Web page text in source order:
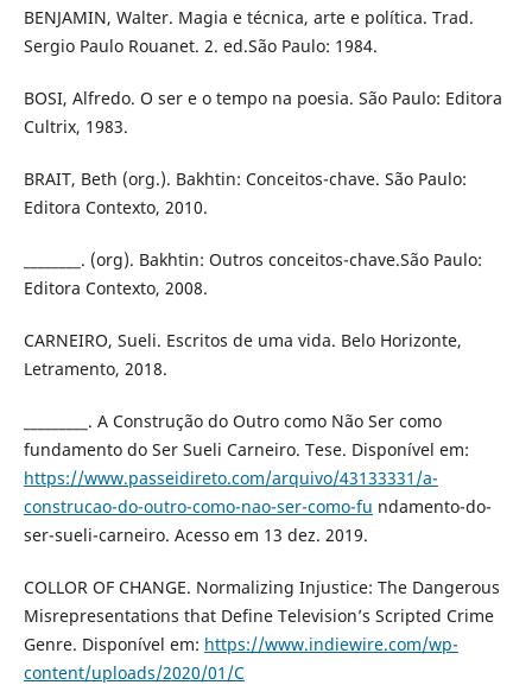
BENJAMIN, Walter. Magia e técnica, arte e política. Trad.
Sergio Paulo Rouanet. 2. ed.São Paulo: 1984.
BOSI, Alfredo. O ser e o tempo na poesia. São Paulo: Editora
Cultrix, 1983.
BRAIT, Beth (org.). Bakhtin: Conceitos-chave. São Paulo:
Editora Contexto, 2010.
________. (org). Bakhtin: Outros conceitos-chave.São Paulo:
Editora Contexto, 2008.
CARNEIRO, Sueli. Escritos de uma vida. Belo Horizonte,
Letramento, 2018.
_________. A Construção do Outro como Não Ser como
fundamento do Ser Sueli Carneiro. Tese. Disponível em:
https://www.passeidireto.com/arquivo/43133331/a-
construcao-do-outro-como-nao-ser-como-fu ndamento-do-
ser-sueli-carneiro. Acesso em 13 dez. 2019.
COLLOR OF CHANGE. Normalizing Injustice: The Dangerous
Misrepresentations that Define Television’s Scripted Crime
Genre. Disponível em: https://www.indiewire.com/wp-
content/uploads/2020/01/C